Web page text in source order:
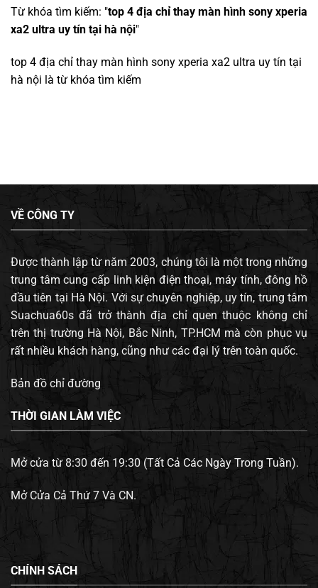
Từ khóa tìm kiếm: "top 4 địa chỉ thay màn hình sony xperia
xa2 ultra uy tín tại hà nội"
top 4 địa chỉ thay màn hình sony xperia xa2 ultra uy tín tại
hà nội là từ khóa tìm kiếm
VỀ CÔNG TY
Được thành lập từ năm 2003, chúng tôi là một trong những
trung tâm cung cấp linh kiện điện thoại, máy tính, đông hồ
đầu tiên tại Hà Nội. Với sự chuyên nghiệp, uy tín, trung tâm
Suachua60s đã trở thành địa chỉ quen thuộc không chỉ
trên thị trường Hà Nội, Bắc Ninh, TP.HCM mà còn phục vụ
rất nhiều khách hàng, cũng như các đại lý trên toàn quốc.
Bản đồ chỉ đường
THỜI GIAN LÀM VIỆC
Mở cửa từ 8:30 đến 19:30 (Tất Cả Các Ngày Trong Tuần).
Mở Cửa Cả Thứ 7 Và CN.
CHÍNH SÁCH